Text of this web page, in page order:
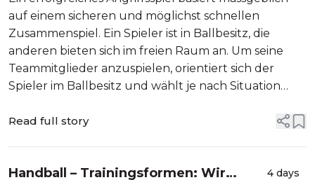
spielen
auf einem sicheren und möglichst schnellen
Zusammenspiel. Ein Spieler ist in Ballbesitz, die
anderen bieten sich im freien Raum an. Um seine
Teammitglieder anzuspielen, orientiert sich der
Spieler im Ballbesitz und wählt je nach Situation
entsprechende Passart. Je sichere...
Read full story
Handball – Trainingsformen: Wir
4 days